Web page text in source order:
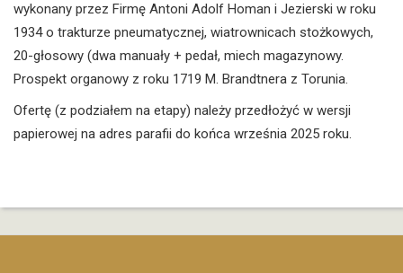
wykonany przez Firmę Antoni Adolf Homan i Jezierski w roku
1934 o trakturze pneumatycznej, wiatrownicach stożkowych,
20-głosowy (dwa manuały + pedał, miech magazynowy.
Prospekt organowy z roku 1719 M. Brandtnera z Torunia.
Ofertę (z podziałem na etapy) należy przedłożyć w wersji
papierowej na adres parafii do końca września 2025 roku.